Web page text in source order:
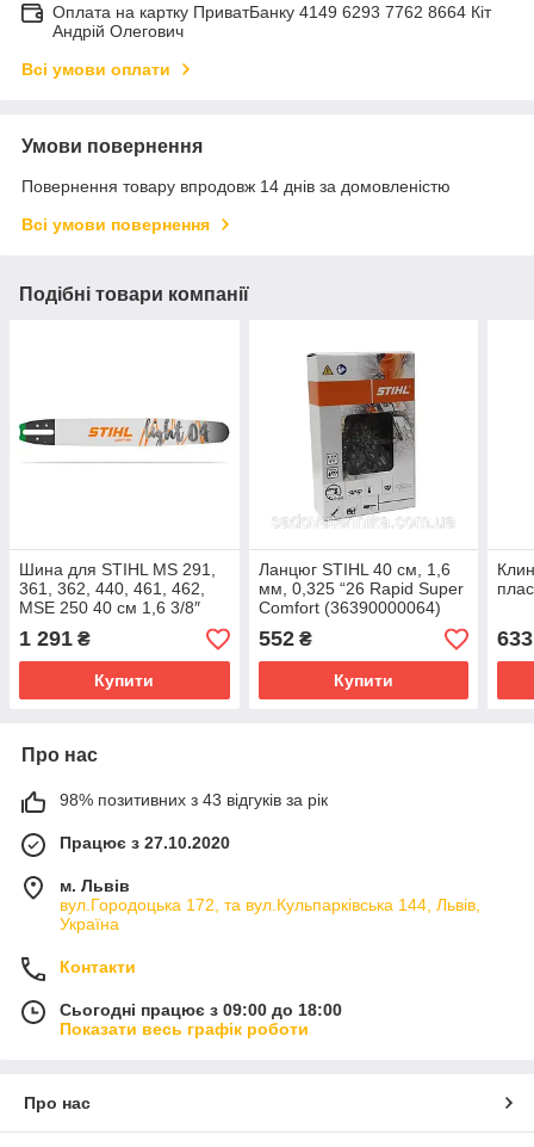
Оплата на картку ПриватБанку 4149 6293 7762 8664 Кіт
Андрій Олегович
Всі умови оплати
Умови повернення
Повернення товару впродовж 14 днів за домовленістю
Всі умови повернення
Подібні товари компанії
Шина для STIHL MS 291,
361, 362, 440, 461, 462,
MSE 250 40 см 1,6 3/8″
Light 04
1 291 ₴
Купити
Ланцюг STIHL 40 см, 1,6
мм, 0,325 “26 Rapid Super
Comfort (36390000064)
використовується для
обробки твердих п
552₴
Купити
633
Про нас
98% позитивних з 43 відгуків за рік
Працює з 27.10.2020
м. Львів
вул.Городоцька 172, та вул.Кульпарківська 144, Львів,
Україна
Контакти
Сьогодні працює з 09:00 до 18:00
Показати весь графік роботи
Про нас